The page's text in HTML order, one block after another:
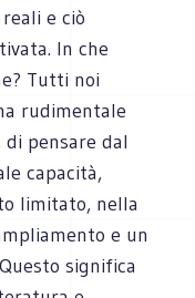
e ciò
In che
Tutti noi
rudimentale
pensare dal
capacità,
limitato, nella
e un
significa